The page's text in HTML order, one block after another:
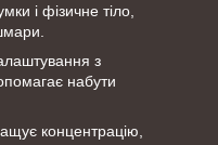
і фізичне тіло,
з
набути
концентрацію,